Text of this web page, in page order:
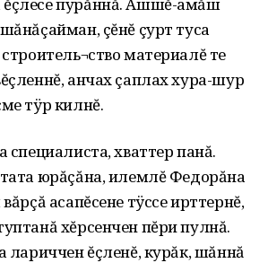
çĕнĕ çурт туса
материалĕ те
анчах çаплах хура-шур
тÿр килнĕ.
специалиста, хваттер панă.
юрăçăна, илемлĕ Федорăна
асапĕсене тÿссе ирттернĕ,
хĕрсенчен пĕри пулнă.
лариччен ĕçленĕ, курăк, шăннă